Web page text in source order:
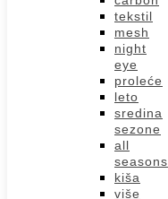
tekstil
mesh
night
eye
proleće
leto
sredina
sezone
all
seasons
kiša
više